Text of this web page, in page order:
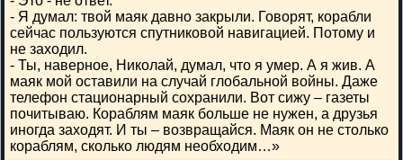
- Я думал: твой маяк давно закрыли. Говорят, корабли
сейчас пользуются спутниковой навигацией. Потому и
не заходил.
- Ты, наверное, Николай, думал, что я умер. А я жив. А
маяк мой оставили на случай глобальной войны. Даже
телефон стационарный сохранили. Вот сижу – газеты
почитываю. Кораблям маяк больше не нужен, а друзья
иногда заходят. И ты – возвращайся. Маяк он не столько
кораблям, сколько людям необходим…»